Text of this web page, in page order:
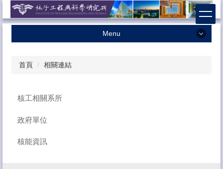
到
Menu
本所簡介
招生相關
課程資訊
首頁 相關連結
核工相關系所
政府單位
核能資訊